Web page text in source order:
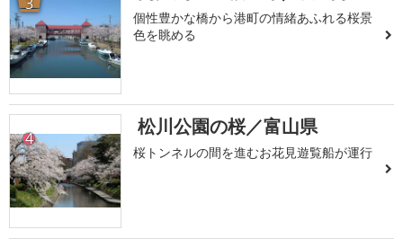
個性豊かな橋から港町の情緒あふれる桜景
色を眺める
4 松川公園の桜／富山県
桜トンネルの間を進むお花見遊覧船が運行